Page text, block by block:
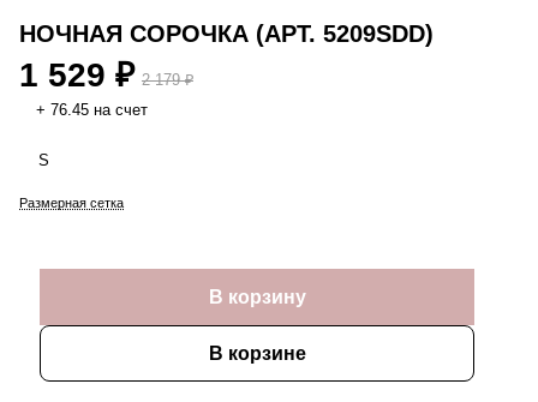
НОЧНАЯ СОРОЧКА (АРТ. 5209SDD)
1 529 ₽ 2 179 ₽
+ 76.45 на счет
S
Размерная сетка
В корзину
В корзине